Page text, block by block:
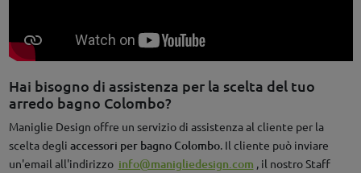
Hai bisogno di assistenza per la scelta del tuo
arredo bagno Colombo?
Maniglie Design offre un servizio di assistenza al cliente per la
scelta degli accessori per bagno Colombo. Il cliente può inviare
un'email all'indirizzo info@manigliedesign.com
, il nostro Staff